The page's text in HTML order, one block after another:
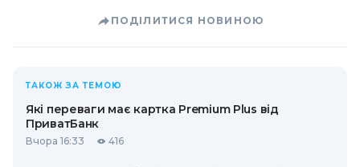
ПОДІЛИТИСЯ НОВИНОЮ
ТАКОЖ ЗА ТЕМОЮ
Які переваги має картка Premium Plus від
ПриватБанк
Вчора 16:33 416